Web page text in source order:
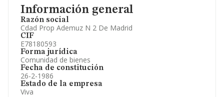
Información general
Razón social
Cdad Prop Ademuz N 2 De Madrid
CIF
E78180593
Forma jurídica
Comunidad de bienes
Fecha de constitución
26-2-1986
Estado de la empresa
Viva
Información oficial y registral complementaria.